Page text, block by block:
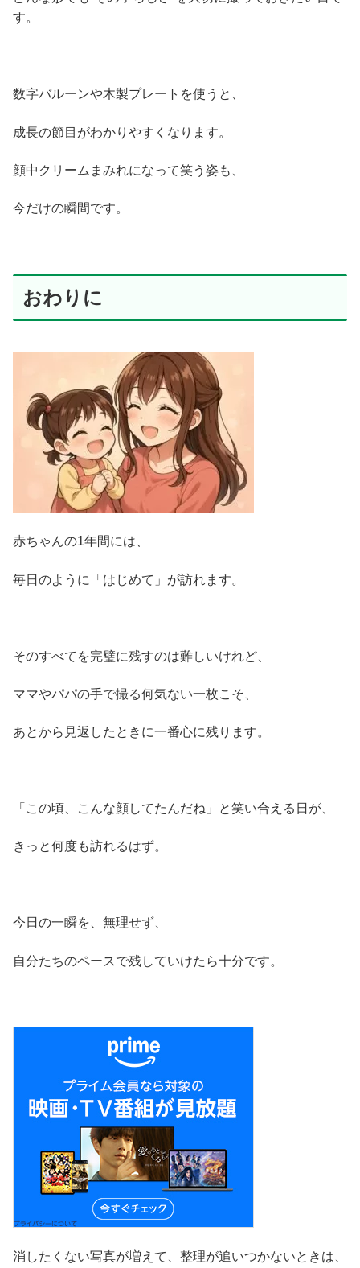
す。
数字バルーンや木製プレートを使うと、
成長の節目がわかりやすくなります。
顔中クリームまみれになって笑う姿も、
今だけの瞬間です。
おわりに
赤ちゃんの1年間には、
毎日のように「はじめて」が訪れます。
そのすべてを完璧に残すのは難しいけれど、
ママやパパの手で撮る何気ない一枚こそ、
あとから見返したときに一番心に残ります。
「この頃、こんな顔してたんだね」と笑い合える日が、
きっと何度も訪れるはず。
今日の一瞬を、無理せず、
自分たちのペースで残していけたら十分です。
消したくない写真が増えて、整理が追いつかないときは、